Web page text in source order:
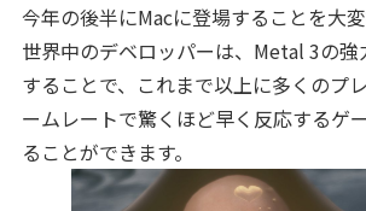
今年の後半にMacに登場することを大変
世界中のデベロッパーは、Metal 3の強
することで、これまで以上に多くのプ
ームレートで驚くほど早く反応するゲ
ることができます。